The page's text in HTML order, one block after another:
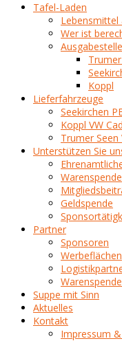
Tafel-Laden
Lebensmittel
Wer ist
Koppl
Lieferfahrzeuge
Seekirchen
Koppl VW
Trumer Seen
Unterstützen Sie
Warenspende
Geldspende
Partner
Sponsoren
Suppe mit Sinn
Aktuelles
Kontakt
Impressum